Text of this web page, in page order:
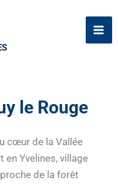
le Rouge
cœur de la Vallée
en Yvelines, village
de la forêt